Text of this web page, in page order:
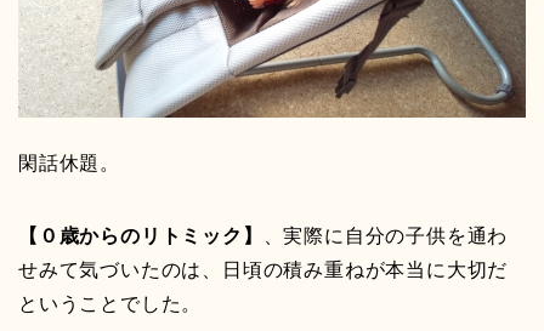
閑話休題。
【０歳からのリトミック】
、実際に自分の子供を通わ
せみて気づいたのは、日頃の積み重ねが本当に大切だ
ということでした。